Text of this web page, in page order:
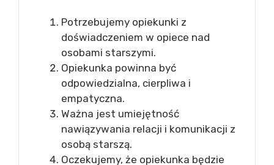
Potrzebujemy opiekunki z
doświadczeniem w opiece nad
osobami starszymi.
Opiekunka powinna być
odpowiedzialna, cierpliwa i
empatyczna.
Ważna jest umiejętność
nawiązywania relacji i komunikacji z
osobą starszą.
Oczekujemy, że opiekunka będzie